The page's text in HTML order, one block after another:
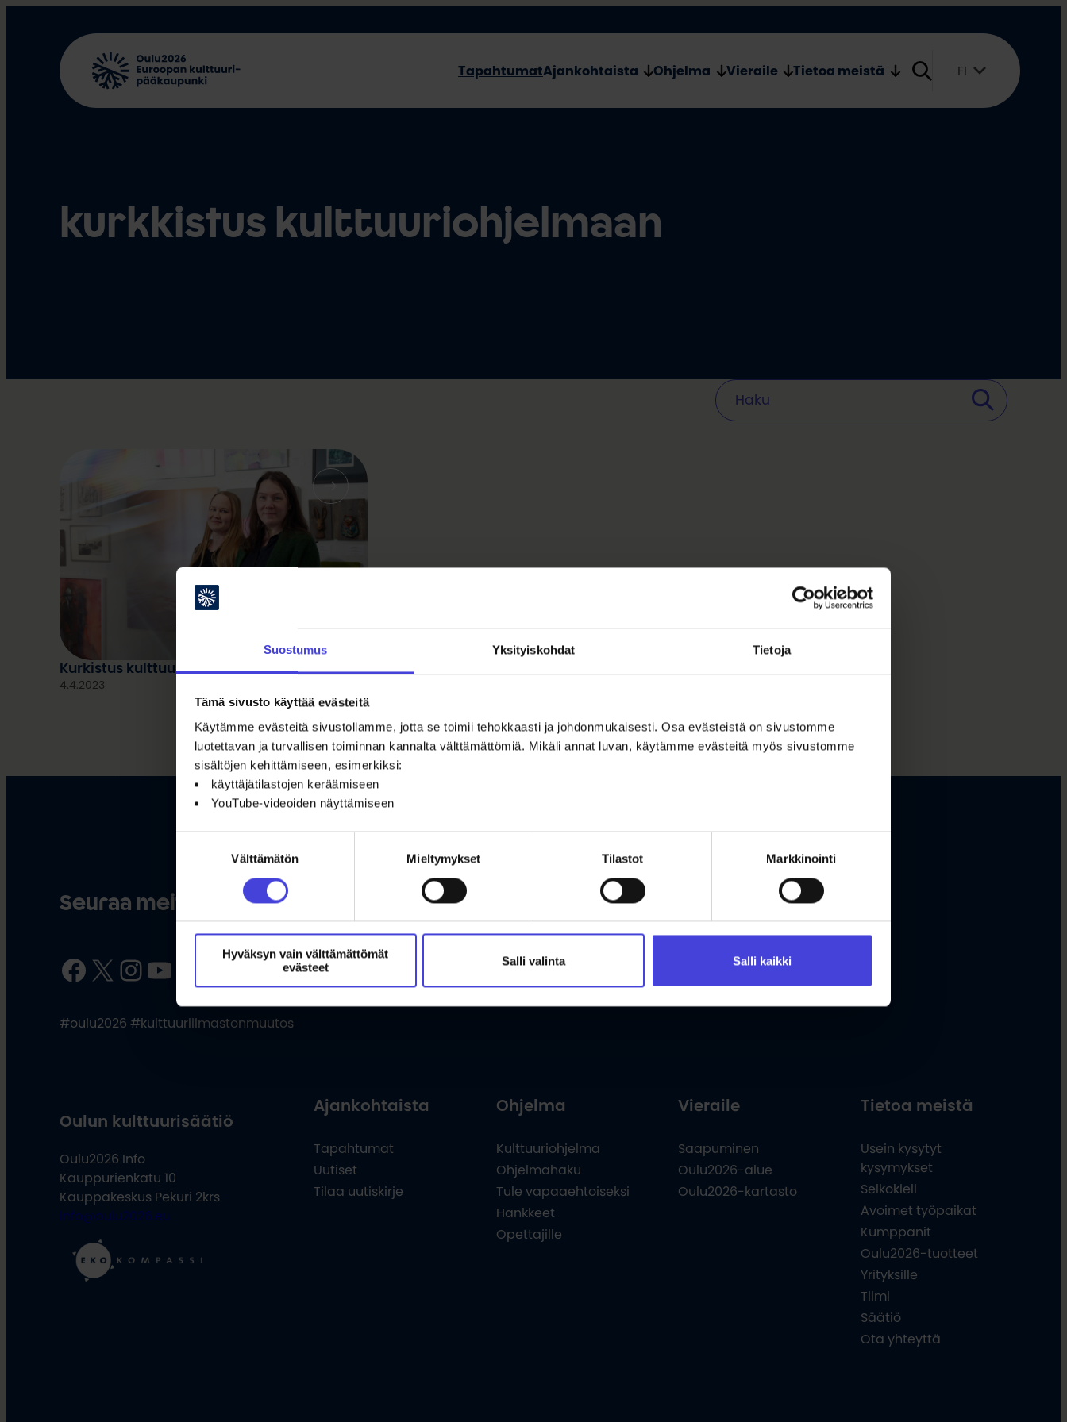
Suostumus Yksityiskohdat Tietoja
Tämä sivusto käyttää evästeitä
Käytämme evästeitä sivustollamme, jotta se toimii tehokkaasti ja johdonmukaisesti. Osa evästeistä on sivustomme
luotettavan ja turvallisen toiminnan kannalta välttämättömiä. Mikäli annat luvan, käytämme evästeitä myös sivustomme
sisältöjen kehittämiseen, esimerkiksi:
käyttäjätilastojen keräämiseen
YouTube-videoiden näyttämiseen
Välttämätön Mieltymykset Tilastot Markkinointi
Hyväksyn vain välttämättömät
evästeet
Salli valinta Salli kaikki
TapahtumatAjankohtaista Ohjelma Vieraile Tietoa meistä FI
kurkkistus kulttuuriohjelmaan
Kurkistus kulttuuriohjelmaan: Exploring ART
4.4.2023
Seuraa meitä somessa
Facebook X InstagramYouTube
#oulu2026 #kulttuuriilmastonmuutos
Oulun kulttuurisäätiö
Oulu2026 Info
Kauppurienkatu 10
Kauppakeskus Pekuri 2krs
info@oulu2026.eu
Ajankohtaista
Tapahtumat
Uutiset
Tilaa uutiskirje
Ohjelma
Kulttuuriohjelma
Ohjelmahaku
Tule vapaaehtoiseksi
Hankkeet
Opettajille
Vieraile
Saapuminen
Oulu2026-alue
Oulu2026-kartasto
Tietoa meistä
Usein kysytyt
kysymykset
Selkokieli
Avoimet työpaikat
Kumppanit
Oulu2026-tuotteet
Yrityksille
Tiimi
Säätiö
Ota yhteyttä